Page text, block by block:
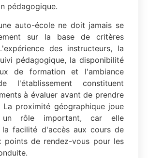
pédagogique.
auto-école ne doit jamais se
sur la base de critères
des instructeurs, la
pédagogique, la disponibilité
de formation et l'ambiance
l'établissement constituent
à évaluer avant de prendre
La proximité géographique joue
un rôle important, car elle
la facilité d'accès aux cours de
points de rendez-vous pour les